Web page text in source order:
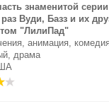
знаменитой
раз Вуди, Базз и их
"ЛилиПад"
анимация,
драма